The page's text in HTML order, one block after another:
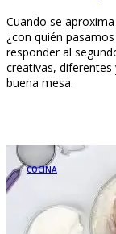
Cuando se
¿con quién
responder al
creativas,
buena mesa.
COCINA